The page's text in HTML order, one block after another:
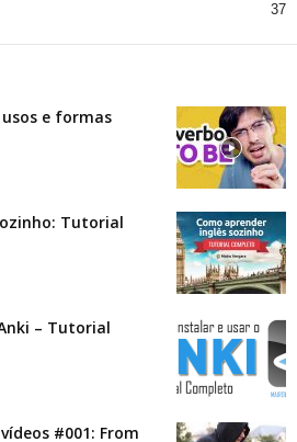
37
e formas
Tutorial
– Tutorial
#001: From